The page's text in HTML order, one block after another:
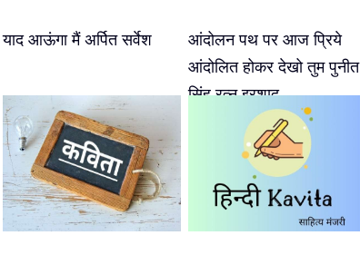
याद आऊंगा मैं अर्पित सर्वेश
आंदोलन पथ पर आज प्रिये
आंदोलित होकर देखो तुम पुनीत
सिंह रत्नु इरशाद